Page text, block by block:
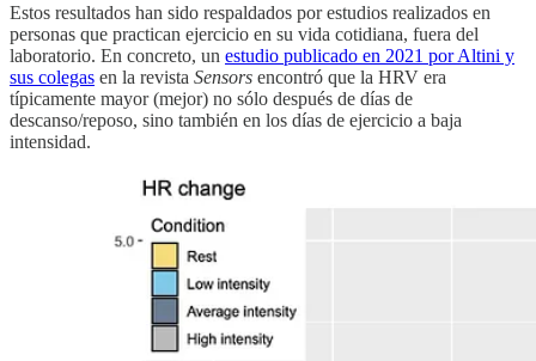
Estos resultados han sido respaldados por estudios realizados en
personas que practican ejercicio en su vida cotidiana, fuera del
laboratorio. En concreto, un estudio publicado en 2021 por Altini y
sus colegas en la revista Sensors encontró que la HRV era
típicamente mayor (mejor) no sólo después de días de
descanso/reposo, sino también en los días de ejercicio a baja
intensidad.